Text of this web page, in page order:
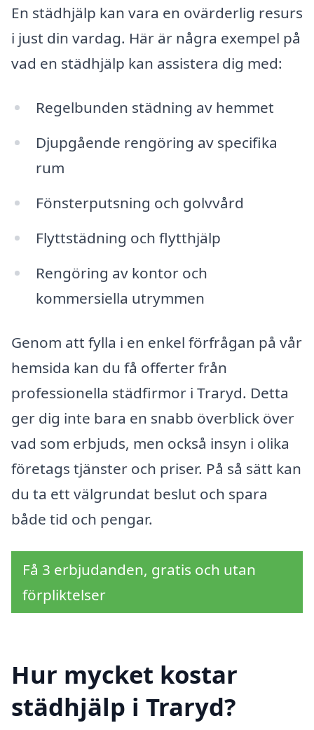
En städhjälp kan vara en ovärderlig resurs
i just din vardag. Här är några exempel på
vad en städhjälp kan assistera dig med:
Regelbunden städning av hemmet
Djupgående rengöring av specifika
rum
Fönsterputsning och golvvård
Flyttstädning och flytthjälp
Rengöring av kontor och
kommersiella utrymmen
Genom att fylla i en enkel förfrågan på vår
hemsida kan du få offerter från
professionella städfirmor i Traryd. Detta
ger dig inte bara en snabb överblick över
vad som erbjuds, men också insyn i olika
företags tjänster och priser. På så sätt kan
du ta ett välgrundat beslut och spara
både tid och pengar.
Få 3 erbjudanden, gratis och utan
förpliktelser
Hur mycket kostar
städhjälp i Traryd?